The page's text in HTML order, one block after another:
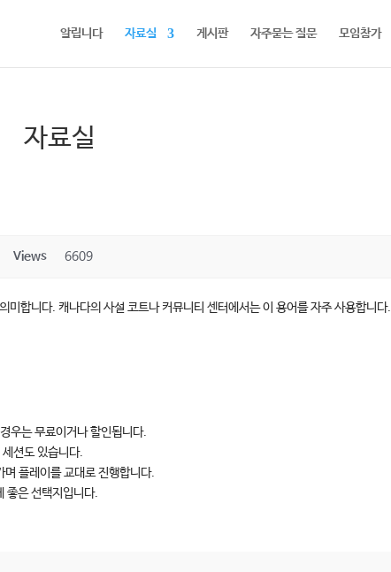
알립니다 자료실 게시판 자주묻는 질문 모임참가
자료실
Views 6609
니다. 캐나다의 사설 코트나 커뮤니티 센터에서는 이 용어를 자주 사용합니다.
우는 무료이거나 할인됩니다.
션도 있습니다.
플레이를 교대로 진행합니다.
좋은 선택지입니다.